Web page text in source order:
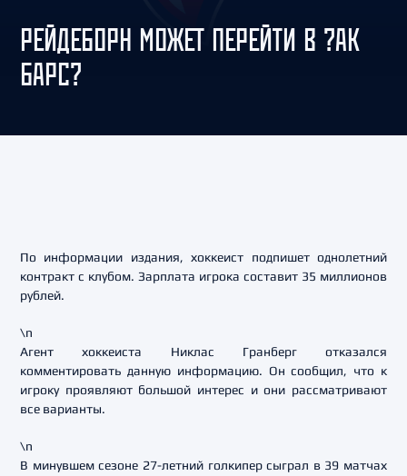
РЕЙДЕБОРН МОЖЕТ ПЕРЕЙТИ В ?АК
БАРС?
По информации издания, хоккеист подпишет однолетний
контракт с клубом. Зарплата игрока составит 35 миллионов
рублей.
\n
Агент хоккеиста Никлас Гранберг отказался
комментировать данную информацию. Он сообщил, что к
игроку проявляют большой интерес и они рассматривают
все варианты.
\n
В минувшем сезоне 27-летний голкипер сыграл в 39 матчах